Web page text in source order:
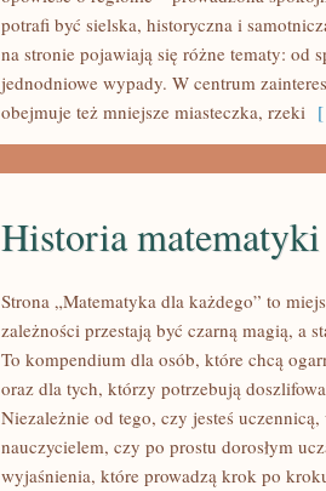
potrafi być sielska, historyczna i
na stronie pojawiają się różne tematy: od
jednodniowe wypady. W centrum
obejmuje też mniejsze miasteczka, rzeki
Historia matematyki
Strona „Matematyka dla każdego” to
zależności przestają być czarną magią, a
To kompendium dla osób, które chcą
oraz dla tych, którzy potrzebują
Niezależnie od tego, czy jesteś
nauczycielem, czy po prostu dorosłym
wyjaśnienia, które prowadzą krok po